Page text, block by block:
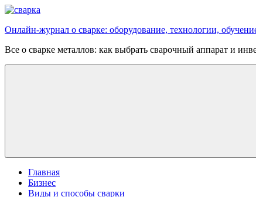
Перейти
содержимому
Онлайн-журнал о сварке: оборудование, технологии,
Все о сварке металлов: как выбрать сварочный аппарат и
Главная
Бизнес
Виды и способы сварки